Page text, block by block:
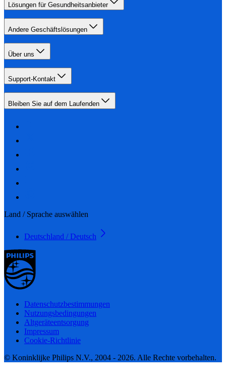
Lösungen für Gesundheitsanbieter
Andere Geschäftslösungen
Über uns
Support-Kontakt
Bleiben Sie auf dem Laufenden
Land / Sprache auswählen
Deutschland / Deutsch
Datenschutzbestimmungen
Nutzungsbedingungen
Altgeräteentsorgung
Impressum
Cookie-Richtlinie
© Koninklijke Philips N.V., 2004 - 2026. Alle Rechte vorbehalten.